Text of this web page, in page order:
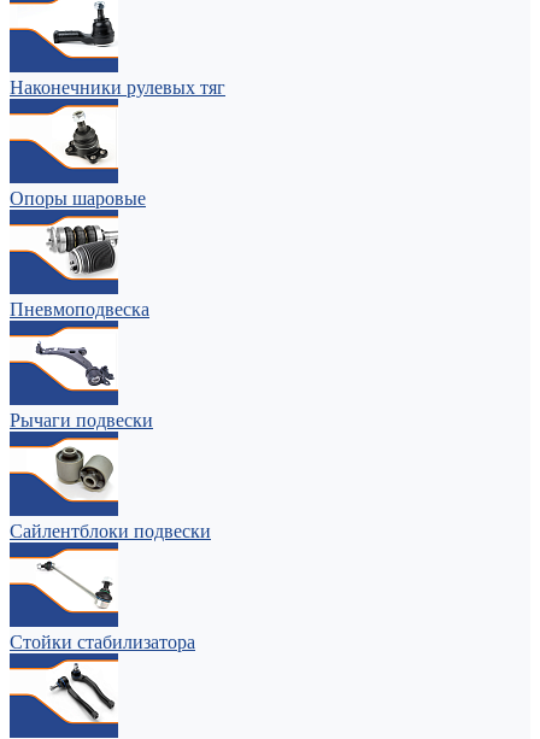
Наконечники рулевых тяг
Опоры шаровые
Пневмоподвеска
Рычаги подвески
Сайлентблоки подвески
Стойки стабилизатора